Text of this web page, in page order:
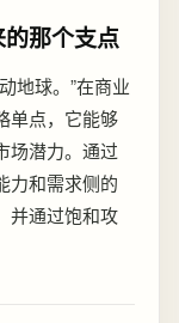
那个支点
地球。”在商业
单点，它能够
场潜力。通过
力和需求侧的
并通过饱和攻